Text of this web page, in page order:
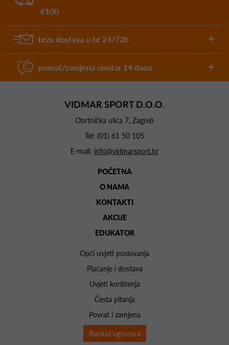
€100
brza dostava u hr 24/72h
povrat/zamjena unutar 14 dana
VIDMAR SPORT D.O.O.
Obrtnička ulica 7, Zagreb
Tel: (01) 61 50 105
E-mail: info@vidmarsport.hr
POČETNA
O NAMA
KONTAKTI
AKCIJE
EDUKATOR
Opći uvjeti poslovanja
Plaćanje i dostava
Uvjeti korištenja
Česta pitanja
Povrat i zamjena
Raskid ugovora